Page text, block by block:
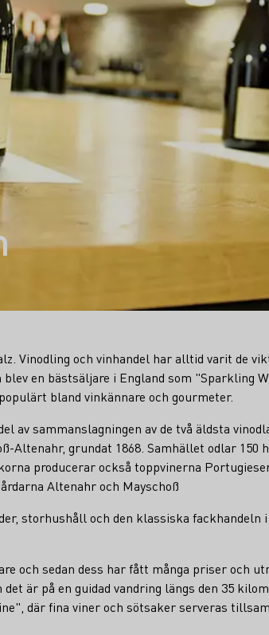
Vinodling och vinhandel har alltid varit de
en bästsäljare i England som "Sparkling
bland vinkännare och gourmeter.
av sammanslagningen av de två äldsta
Altenahr, grundat 1868. Samhället odlar 150
producerar också toppvinerna
Altenahr och Mayschoß
storhushåll och den klassiska fackhandeln i
och sedan dess har fått många priser och
är på en guidad vandring längs den 35
där fina viner och sötsaker serveras